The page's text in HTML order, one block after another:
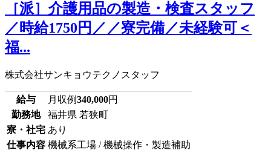
［派］介護用品の製造・検査スタッフ
／時給1750円／／寮完備／未経験可＜
福...
株式会社サンキョウテクノスタッフ
給与 月収例340,000円
勤務地
福井県 若狭町
寮・社宅 あり
仕事内容 機械系工場 / 機械操作・製造補助